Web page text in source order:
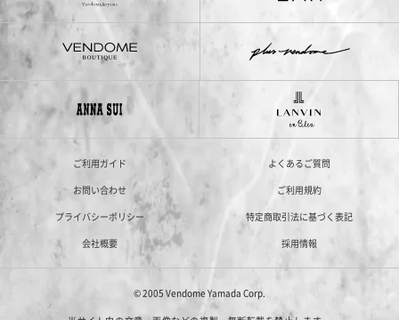
ご利用ガイド
よくあるご質問
お問い合わせ
ご利用規約
プライバシーポリシー
特定商取引法に基づく表記
会社概要
採用情報
© 2005 Vendome Yamada Corp.